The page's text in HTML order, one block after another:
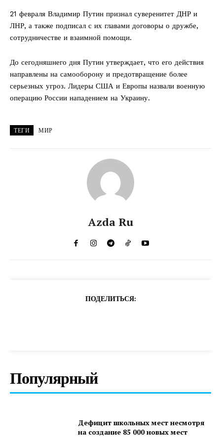
21 февраля Владимир Путин признал суверенитет ДНР и
ЛНР, а также подписал с их главами договоры о дружбе,
сотрудничестве и взаимной помощи.
До сегодняшнего дня Путин утверждает, что его действия
направлены на самооборону и предотвращение более
серьезных угроз. Лидеры США и Европы назвали военную
операцию России нападением на Украину.
ТЕГИ МИР
Azda Ru
ПОДЕЛИТЬСЯ:
Популярный
Дефицит школьных мест несмотря
на создание 85 000 новых мест